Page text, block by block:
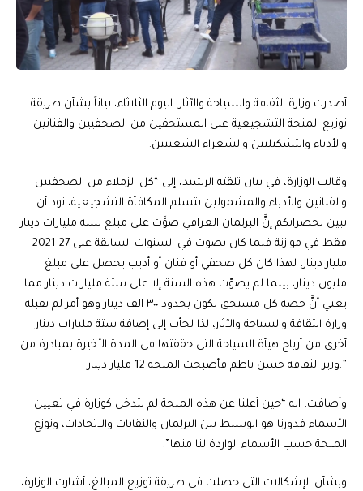
أصدرت وزارة الثقافة والسياحة والآثار، اليوم الثلاثاء، بياناً بشأن طريقة
توزيع المنحة التشجيعية على المستحقين من الصحفيين والفنانين
والأدباء والتشكيليين والشعراء الشعبيين.
وقالت الوزارة، في بيان تلقته الرشيد، إلى “كل الزملاء من الصحفيين
والفنانين والأدباء والمشمولين بتسلم المكافأة التشجيعية، نود أن
نبين لحضراتكم إنَّ البرلمان العراقي صوَّت على مبلغ ستة مليارات دينار
فقط في موازنة 2021‪ فيما كان يصوت في السنوات السابقة على 27
مليار دينار، لهذا كان كل صحفي أو فنان أو أديب يحصل على مبلغ
مليون دينار، بينما لم يصوّت هذه السنة إلا على ستة مليارات دينار مما
يعني أنَّ حصة كل مستحق تكون بحدود ٣٠٠ الف دينار وهو أمر لم تقبله
وزارة الثقافة والسياحة والآثار، لذا لجأت إلى إضافة ستة مليارات دينار
أخرى من أرباح هيأة السياحة التي حققتها في المدة الأخيرة بمبادرة من
وزير الثقافة حسن ناظم فأصبحت المنحة 12 مليار دينار.”
وأضافت، انه “حين أعلنا عن هذه المنحة لم نتدخل كوزارة في تعيين
الأسماء فدورنا هو الوسيط بين البرلمان والنقابات والاتحادات، ونوزع
المنحة حسب الأسماء الواردة لنا منها”.
وبشأن الإشكالات التي حصلت في طريقة توزيع المبالغ، أشارت الوزارة،